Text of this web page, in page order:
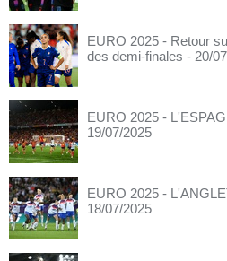
EURO 2025 - Retour
des demi-finales - 20/
EURO 2025 -
19/07/2025
EURO 2025 -
18/07/2025